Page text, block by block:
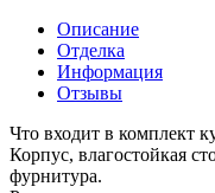
Описание
Отделка
Информация
Отзывы
Что входит в комплект
Корпус, влагостойкая
фурнитура.